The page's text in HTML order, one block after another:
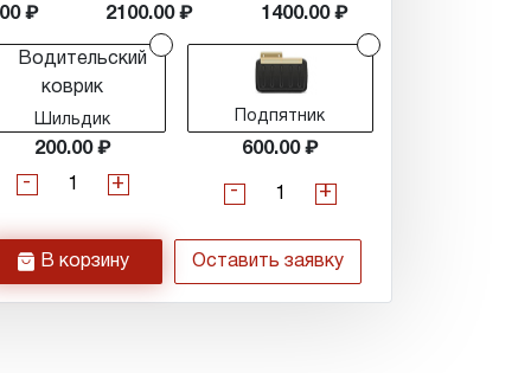
2100.00 1400.00
Шильдик
200.00
- +
Подпятник
600.00
- +
h В корзину Оставить заявку